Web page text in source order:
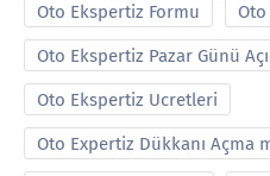
Oto Ekspertiz Formu
Oto Ekspertiz Pazar Günü
Oto Ekspertiz Ucretleri
Oto Expertiz Dükkanı Açma